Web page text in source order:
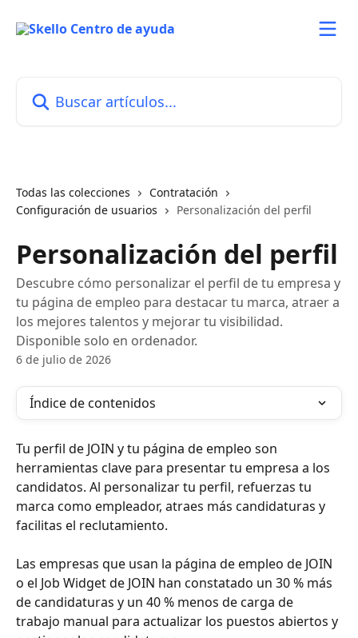
Todas las colecciones
Contratación
Configuración de usuarios
Personalización del perfil
Personalización del perfil
Descubre cómo personalizar el perfil de tu empresa y
tu página de empleo para destacar tu marca, atraer a
los mejores talentos y mejorar tu visibilidad.
Disponible solo en ordenador.
6 de julio de 2026
Índice de contenidos
Tu perfil de JOIN y tu página de empleo son
herramientas clave para presentar tu empresa a los
candidatos. Al personalizar tu perfil, refuerzas tu
marca como empleador, atraes más candidaturas y
facilitas el reclutamiento.
Las empresas que usan la página de empleo de JOIN
o el Job Widget de JOIN han constatado un 30 % más
de candidaturas y un 40 % menos de carga de
trabajo manual para actualizar los puestos abiertos y